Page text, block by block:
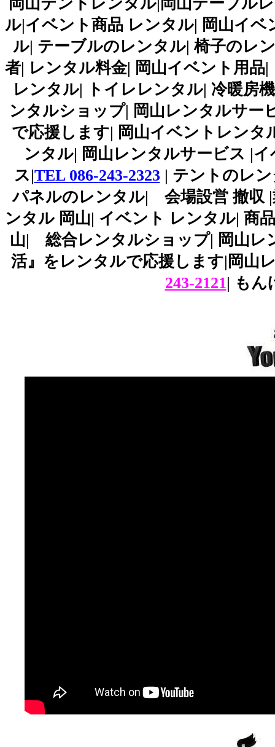
ル|イベント商品 レンタル| 岡山イ
ル| テーブルのレンタル| 椅子のレ
者| レンタル料金| 岡山イベント用品
レンタル| トイレレンタル| 冷暖房
ンタルショップ| 岡山レンタルサー
で応援します| 岡山イベントレンタ
ンタル| 岡山レンタルサービス |
ス|TEL 086-243-2323 | テントのレ
パネルのレンタル| 会場設営 撤収
ンタル 岡山| イベント レンタル| 商
山| 総合レンタルショップ| 岡山レ
活』をレンタルで応援します|岡山
243-2121| もん